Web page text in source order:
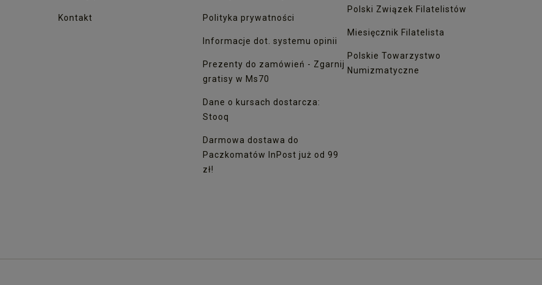
Kontakt Polityka prywatności
Informacje dot. systemu opinii
Prezenty do zamówień - Zgarnij
gratisy w Ms70
Dane o kursach dostarcza:
Stooq
Darmowa dostawa do
Paczkomatów InPost już od 99
zł!
Polski Związek Filatelistów
Miesięcznik Filatelista
Polskie Towarzystwo
Numizmatyczne